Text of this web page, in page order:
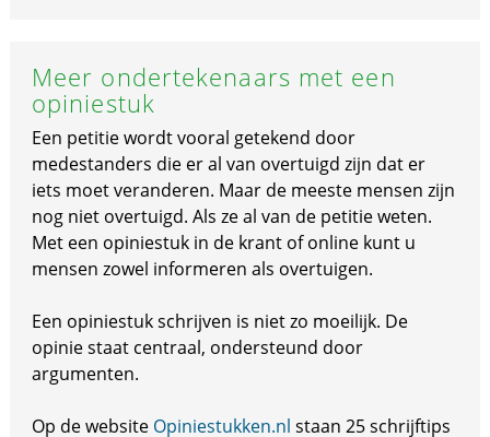
Meer ondertekenaars met een
opiniestuk
Een petitie wordt vooral getekend door
medestanders die er al van overtuigd zijn dat er
iets moet veranderen. Maar de meeste mensen zijn
nog niet overtuigd. Als ze al van de petitie weten.
Met een opiniestuk in de krant of online kunt u
mensen zowel informeren als overtuigen.
Een opiniestuk schrijven is niet zo moeilijk. De
opinie staat centraal, ondersteund door
argumenten.
Op de website Opiniestukken.nl staan 25 schrijftips